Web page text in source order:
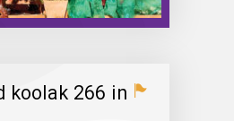
koolak 266 in